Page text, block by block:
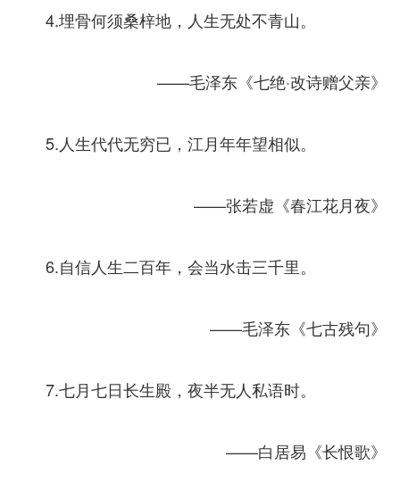
4.埋骨何须桑梓地，人生无处不青山。
——毛泽东《七绝·改诗赠父亲》
5.人生代代无穷已，江月年年望相似。
——张若虚《春江花月夜》
6.自信人生二百年，会当水击三千里。
——毛泽东《七古残句》
7.七月七日长生殿，夜半无人私语时。
——白居易《长恨歌》